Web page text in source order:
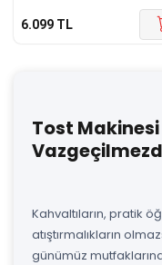
6.099 TL
Tost
Kahvaltıların, pratik
atıştırmalıkların
günümüz